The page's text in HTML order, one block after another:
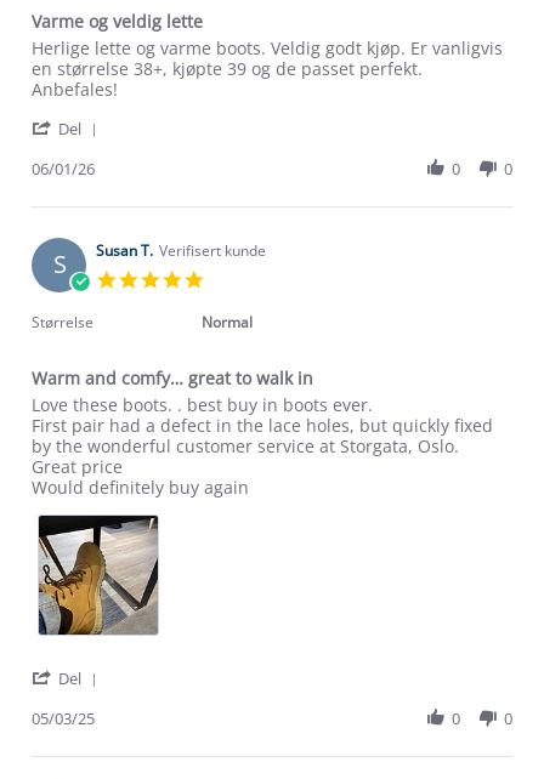
Varme og veldig lette
Review
by
Hånes
on
Jan
review
stating
Varme
veldig
Herlige lette og varme boots. Veldig godt kjøp. Er vanligvis
en størrelse 38+, kjøpte 39 og de passet perfekt.
Anbefales!
Del
Hånes
on
6
Jan
06/01/26 0 0
S Susan T. Verifisert kunde
rating
Størrelse Normal
Warm and comfy… great to walk in
Review
by
Susan
T.
on
2025
review
stating
Warm
and
comfy…
walk
in
Love these boots. . best buy in boots ever.
First pair had a defect in the lace holes, but quickly fixed
by the wonderful customer service at Storgata, Oslo.
Great price
Would definitely buy again
Del
Susan
05/03/25 0 0